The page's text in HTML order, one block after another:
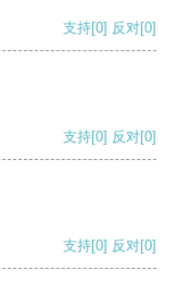
支持[0] 反对[0]
支持[0] 反对[0]
支持[0] 反对[0]